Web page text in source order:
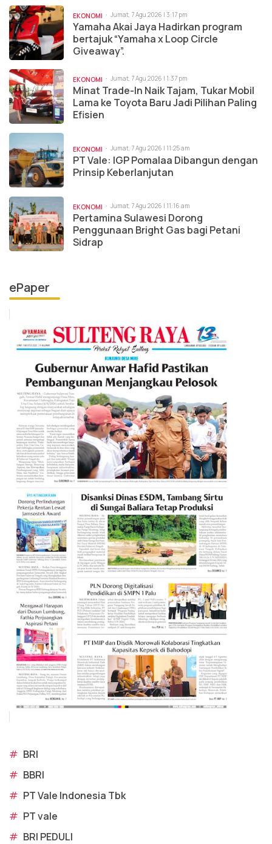
EKONOMI Jumat, 7 Agu 2026 | 3:17 pm
Yamaha Akai Jaya Hadirkan program
bertajuk “Yamaha x Loop Circle
Giveaway”.
EKONOMI Jumat, 7 Agu 2026 | 1:37 pm
Minat Trade-In Naik Tajam, Tukar Mobil
Lama ke Toyota Baru Jadi Pilihan Paling
Efisien
EKONOMI Jumat, 7 Agu 2026 | 11:25 am
PT Vale: IGP Pomalaa Dibangun dengan
Prinsip Keberlanjutan
EKONOMI Jumat, 7 Agu 2026 | 11:16 am
Pertamina Sulawesi Dorong
Penggunaan Bright Gas bagi Petani
Sidrap
ePaper
# BRI
# BBRI
# PT Vale Indonesia Tbk
# PT vale
# BRI PEDULI